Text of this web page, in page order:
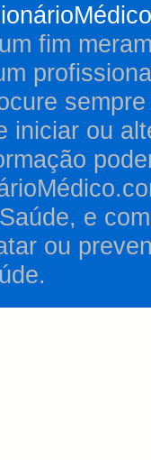
fim
iniciar ou
e
ou